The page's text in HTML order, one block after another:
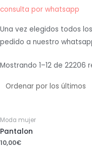
consulta por whatsapp
Una vez elegidos todos
pedido a nuestro
Mostrando 1–12 de 22206
Moda mujer
Pantalon
10,00€